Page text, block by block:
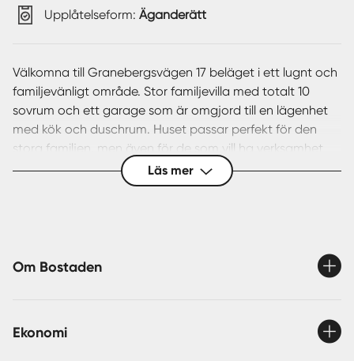
Upplåtelseform: Äganderätt
Välkomna till Granebergsvägen 17 beläget i ett lugnt och
familjevänligt område. Stor familjevilla med totalt 10
sovrum och ett garage som är omgjord till en lägenhet
med kök och duschrum. Huset passar perfekt för den
stora familjen, men även för de som vill ha verksamhet
hemma med goda uthyrningsmöjligheter. Den omgjorda
garagedelen ger extra möjligheter för uthyrning eller
hall, matplats med braskamin och utgång till uterum.
På nedervåningen hittas 6 sovrum i bra storlek, gillestuga
Läs mer
Om Bostaden
Ekonomi